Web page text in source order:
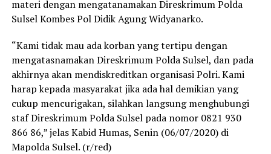
materi dengan mengatanamakan Direskrimum Polda
Sulsel Kombes Pol Didik Agung Widyanarko.
“Kami tidak mau ada korban yang tertipu dengan
mengatasnamakan Direskrimum Polda Sulsel, dan pada
akhirnya akan mendiskreditkan organisasi Polri. Kami
harap kepada masyarakat jika ada hal demikian yang
cukup mencurigakan, silahkan langsung menghubungi
staf Direskrimum Polda Sulsel pada nomor 0821 930
866 86,” jelas Kabid Humas, Senin (06/07/2020) di
Mapolda Sulsel. (r/red)